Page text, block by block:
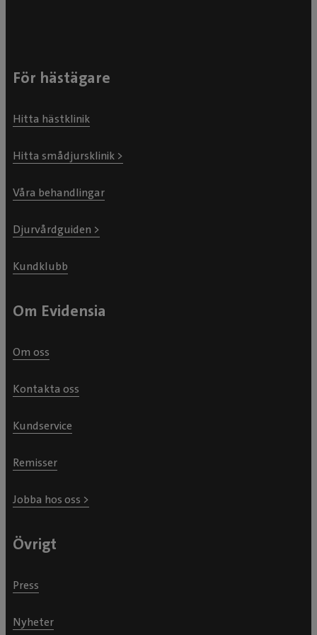
För hästägare
Hitta hästklinik
Hitta smådjursklinik >
Våra behandlingar
Djurvårdguiden >
Kundklubb
Om Evidensia
Om oss
Kontakta oss
Kundservice
Remisser
Jobba hos oss >
Övrigt
Press
Nyheter